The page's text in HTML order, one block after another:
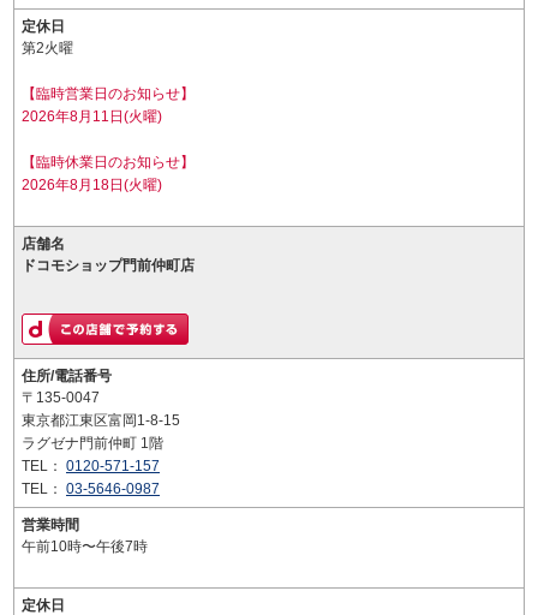
定休日
第2火曜
【臨時営業日のお知らせ】
2026年8月11日(火曜)
【臨時休業日のお知らせ】
2026年8月18日(火曜)
店舗名
ドコモショップ門前仲町店
住所/電話番号
〒135-0047
東京都江東区富岡1-8-15
ラグゼナ門前仲町 1階
TEL： 0120-571-157
TEL： 03-5646-0987
営業時間
午前10時〜午後7時
定休日